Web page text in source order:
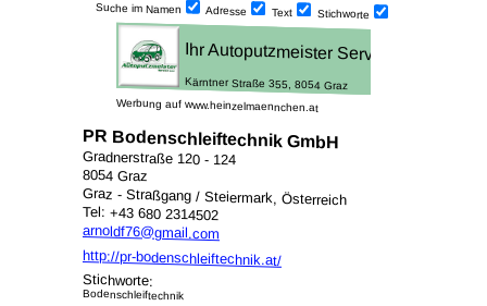
Suche im Namen Adresse Text Stich­worte
Werbung auf www.heinzelmaennchen.at
PR Bodenschleiftechnik GmbH
Gradnerstraße 120 - 124
8054 Graz
Graz - Straßgang / Steiermark, Österreich
Tel: +43 680 2314502
arnoldf76@gmail.com
http://pr-bodenschleiftechnik.at/
Stichworte:
Bodenschleiftechnik